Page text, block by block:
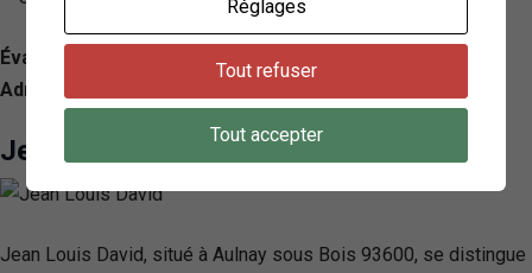
Évaluation: 4.5/ 5 — 198
Adresse: 61 Av. Jean Jaurès, 93700 Drancy, France
Jean Louis David
Jean Louis David, situé à Aulnay sous Bois 93600, se distingue
Réglages
Tout refuser
Tout accepter